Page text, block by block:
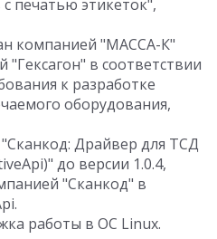
печатью этикеток",
компанией "МАССА-К"
"Гексагон" в соответствии
к разработке
оборудования,
Драйвер для ТСД
до версии 1.0.4,
"Сканкод" в
работы в ОС Linux.